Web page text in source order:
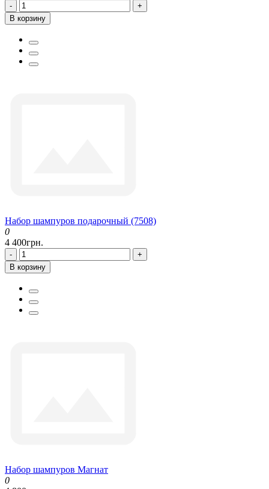
-
+
В корзину
Набор шампуров подарочный (7508)
0
4 400грн.
-
+
В корзину
Набор шампуров Магнат
0